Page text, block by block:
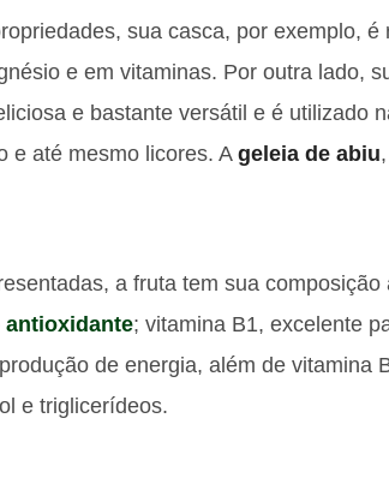
sua casca, por exemplo, é
e em vitaminas. Por outra lado,
e bastante versátil e é utilizado
e até mesmo licores. Ageleia de abiu
a fruta tem sua composição
antioxidante; vitamina B1, excelente
de energia, além de vitamina
e triglicerídeos.